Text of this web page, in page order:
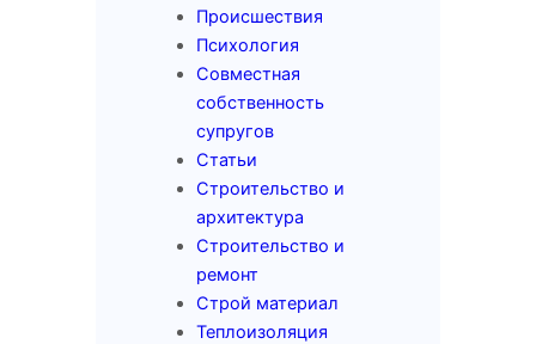
Происшествия
Психология
Совместная
собственность
супругов
Статьи
Строительство и
архитектура
Строительство и
ремонт
Строй материал
Теплоизоляция